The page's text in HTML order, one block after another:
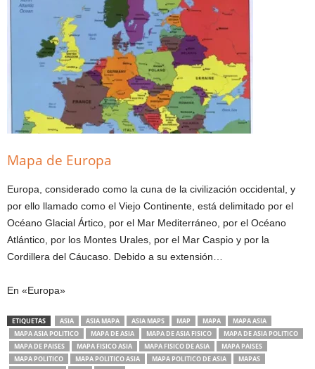
Mapa de Europa
Europa, considerado como la cuna de la civilización occidental, y
por ello llamado como el Viejo Continente, está delimitado por el
Océano Glacial Ártico, por el Mar Mediterráneo, por el Océano
Atlántico, por los Montes Urales, por el Mar Caspio y por la
Cordillera del Cáucaso. Debido a su extensión…
En «Europa»
ETIQUETAS ASIA ASIA MAPA ASIA MAPS MAP MAPA
MAPA ASIA
MAPA ASIA POLITICO
MAPA DE ASIA MAPA DE ASIA FISICO
MAPA DE ASIA POLITICO
MAPA DE PAISES
MAPA FISICO ASIA MAPA FISICO DE ASIA
MAPA PAISES
MAPA POLITICO
MAPA POLITICO ASIA MAPA POLITICO DE ASIA
MAPAS